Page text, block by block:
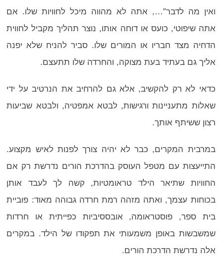
ואין מה לדבר”…, אתה לא מהווה מיכל לחוויות שלו. אם
אתה שיפוטי, כועס או דוחה אותו, נוצר תהליך מקביל לחווית
הדחיה מצד חבריו או המורים שלו. סביר להניח שלא יפנה
אליך גם בעתיד בעת מצוקה, והחרדה שלו תתעצם.
כדאי לא רק להקשיב, אלא גם להרחיב את הנרטיב על ידי
שאלות מתעניינות ורגישות, לבטא אמפטיה, ולבטא שביעות
רצון ששיתף אותך.
במרבית המקרים, כבר לא יהיה צורך לפנות לאיש מקצוע.
התייעצות עם מטפל העוסק בהדרכת הורים נדרשת רק אם
החוויות שתיאר הילד טראומטיות, קשה לך לעבד אותן
בכוחות עצמך, ואתה מזהה רמת חרדה גבוהה מאוד: פוביית
בית ספר, פוסטראומה, אובססיביות כפייתית או חרדות
שמשבשות באופן משמעותי את תפקודו של הילד. במקרים
אלה נדרשת הדרכת הורים.